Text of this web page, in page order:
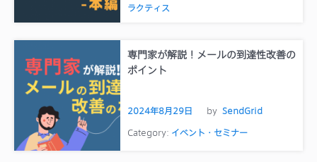
ラクティス
専門家が解説！メールの到達性改善の
ポイント
2024年8月29日 by SendGrid
Category: イベント・セミナー